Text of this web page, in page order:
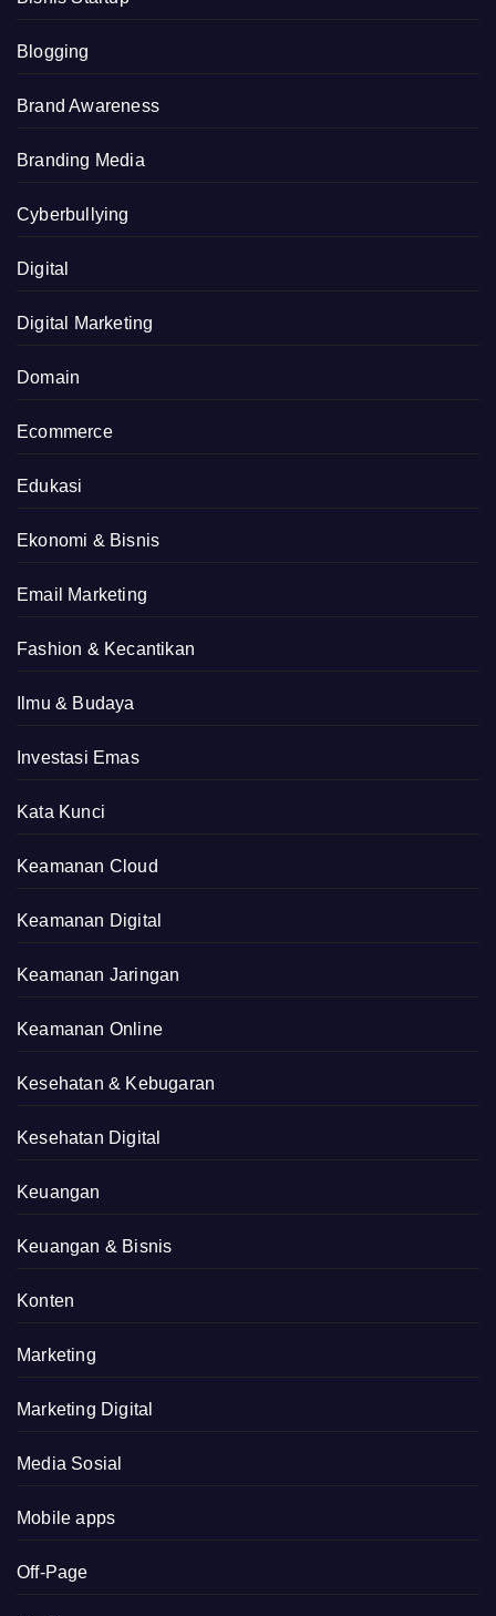
Blogging
Brand Awareness
Branding Media
Cyberbullying
Digital
Digital Marketing
Domain
Ecommerce
Edukasi
Ekonomi & Bisnis
Email Marketing
Fashion & Kecantikan
Ilmu & Budaya
Investasi Emas
Kata Kunci
Keamanan Cloud
Keamanan Digital
Keamanan Jaringan
Keamanan Online
Kesehatan & Kebugaran
Kesehatan Digital
Keuangan
Keuangan & Bisnis
Konten
Marketing
Marketing Digital
Media Sosial
Mobile apps
Off-Page